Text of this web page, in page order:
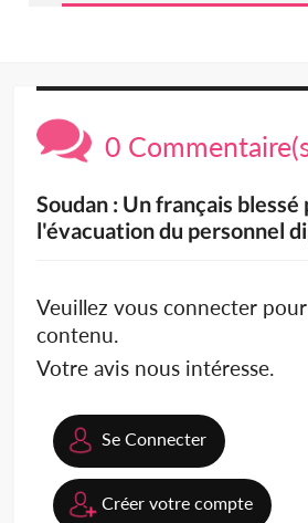
0
Soudan : Un français blessé
l'évacuation du personnel
Veuillez vous connecter
contenu.
Votre avis nous intéresse.
Se Connecter
Créer votre compte